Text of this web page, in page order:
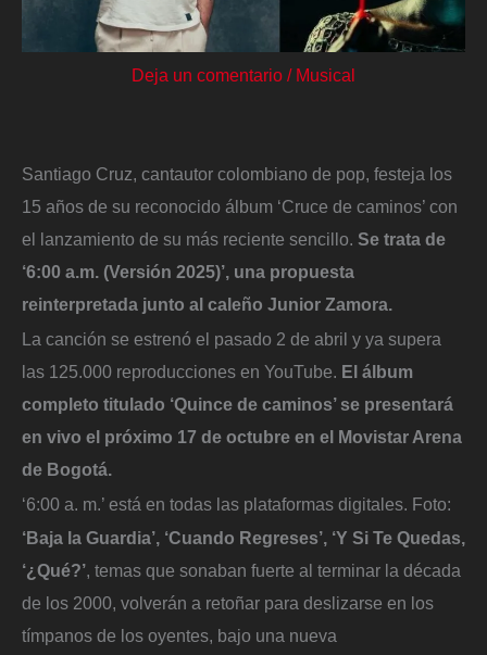
Deja un comentario / Musical
Santiago Cruz, cantautor colombiano de pop, festeja los
15 años de su reconocido álbum ‘Cruce de caminos’ con
el lanzamiento de su más reciente sencillo. Se trata de
‘6:00 a.m. (Versión 2025)’, una propuesta
reinterpretada junto al caleño Junior Zamora.
La canción se estrenó el pasado 2 de abril y ya supera
las 125.000 reproducciones en YouTube. El álbum
completo titulado ‘Quince de caminos’ se presentará
en vivo el próximo 17 de octubre en el Movistar Arena
de Bogotá.
‘6:00 a. m.’ está en todas las plataformas digitales. Foto:
‘Baja la Guardia’, ‘Cuando Regreses’, ‘Y Si Te Quedas,
‘¿Qué?’, temas que sonaban fuerte al terminar la década
de los 2000, volverán a retoñar para deslizarse en los
tímpanos de los oyentes, bajo una nueva